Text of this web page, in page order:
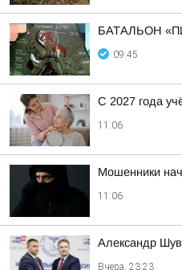
БАТАЛЬОН
09:45
С 2027 года
11:06
Мошенники
11:06
Александр
Вчера, 23:23